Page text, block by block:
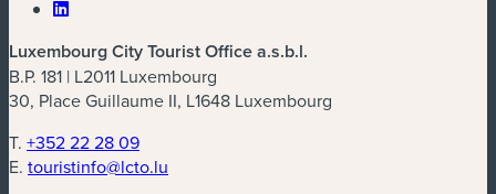
Luxembourg City Tourist Office a.s.b.l.
B.P. 181 | L2011 Luxembourg
30, Place Guillaume II, L1648 Luxembourg
T. +352 22 28 09
E. touristinfo@lcto.lu